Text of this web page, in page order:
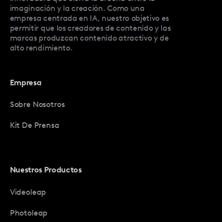
imaginación y la creación. Como una
empresa centrada en IA, nuestro objetivo es
permitir que los creadores de contenido y las
marcas produzcan contenido atractivo y de
alto rendimiento.
Empresa
Sobre Nosotros
Kit De Prensa
Nuestros Productos
Videoleap
Photoleap